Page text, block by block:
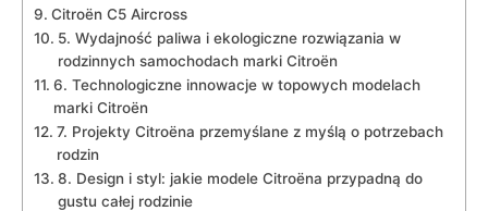
Citroën C5 Aircross
5. Wydajność paliwa i ekologiczne rozwiązania w
rodzinnych samochodach marki Citroën
6. Technologiczne innowacje w topowych modelach
marki Citroën
7. Projekty Citroëna przemyślane z myślą ​o potrzebach
rodzin
8. Design i styl: jakie modele ​Citroëna przypadną do
gustu całej rodzinie